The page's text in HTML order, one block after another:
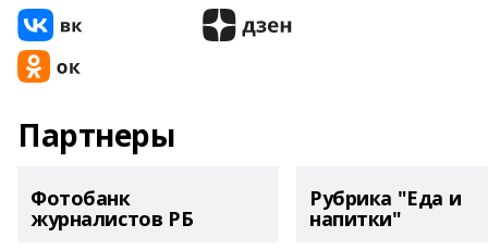
Партнеры
Фотобанк
журналистов РБ
Рубрика "Еда и
напитки"